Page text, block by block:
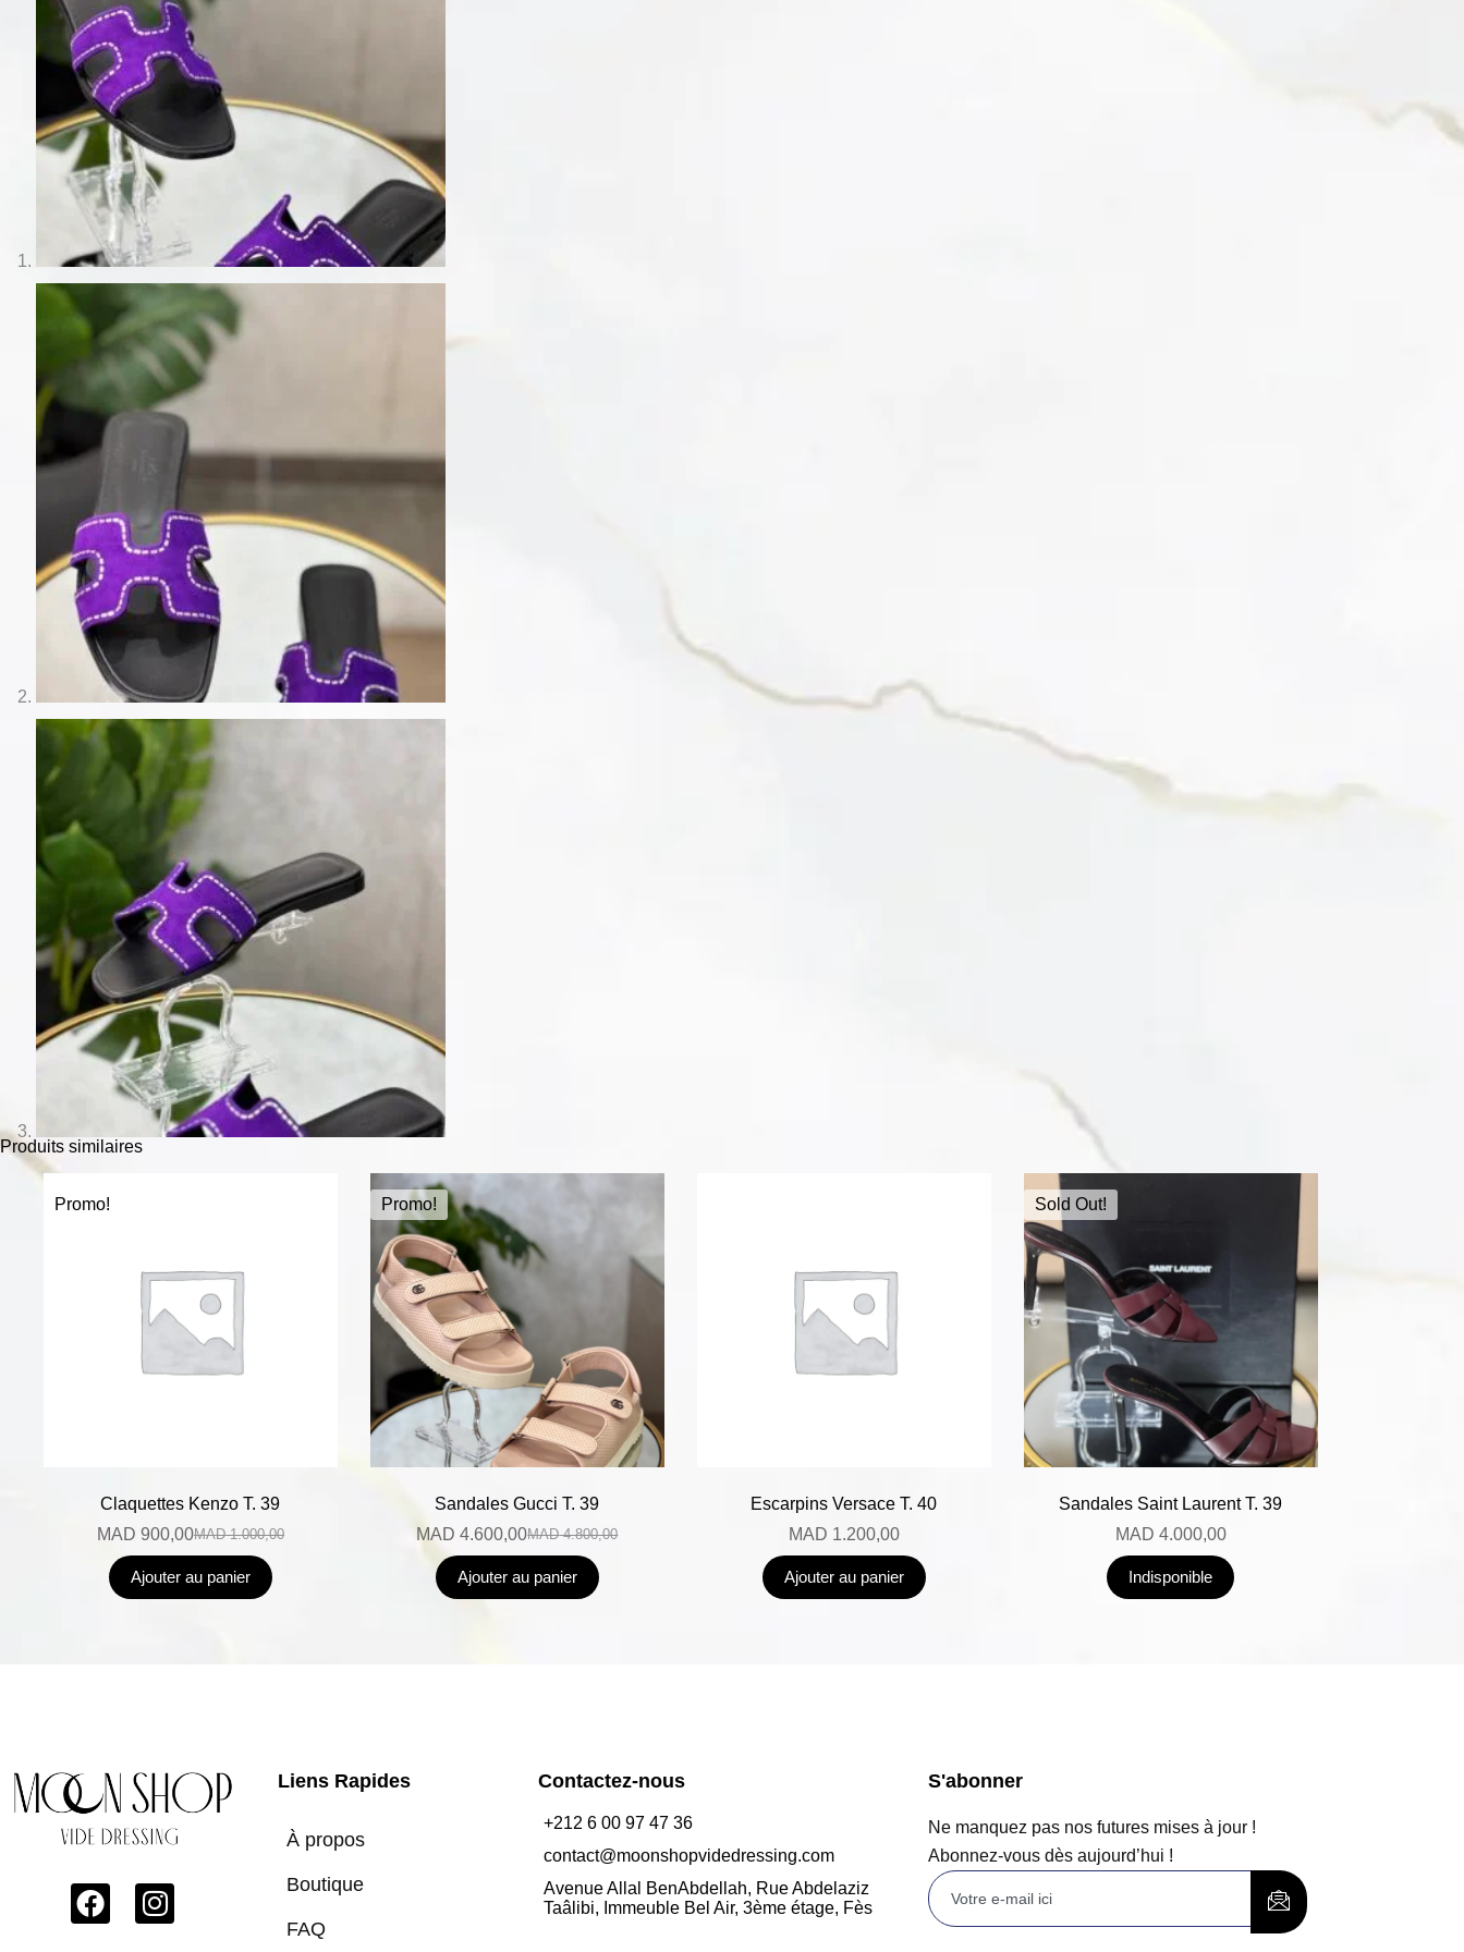
Produits similaires
Promo!
Claquettes Kenzo T. 39
MAD1.000,00
MAD 900,00
Ajouter au panier
Promo!
Sandales Gucci T. 39
MAD4.800,00
MAD 4.600,00
Ajouter au panier
Escarpins Versace T. 40
MAD 1.200,00
Ajouter au panier
Sold Out!
Sandales Saint Laurent T. 39
MAD 4.000,00
Indisponible
Liens Rapides
À propos
Boutique
FAQ
Contactez-nous
+212 6 00 97 47 36
contact@moonshopvidedressing.com
Avenue Allal BenAbdellah, Rue Abdelaziz
Taâlibi, Immeuble Bel Air, 3ème étage, Fès
S'abonner
Ne manquez pas nos futures mises à jour !
Abonnez-vous dès aujourd’hui !